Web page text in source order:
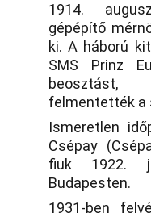
1914.
gépépítő
ki. A háború
SMS Prinz
beosztást,
felmentették a
Ismeretlen
Csépay
fiuk 1922.
Budapesten.
1931-ben